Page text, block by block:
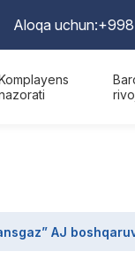
Aloqa uchun:
AJ